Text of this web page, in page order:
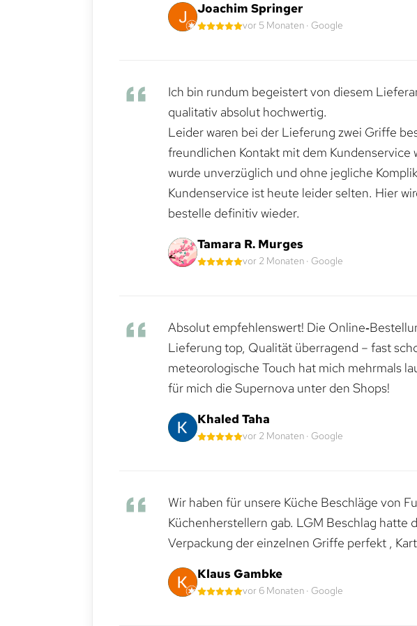
Joachim Springer
vor 5 Monaten · Google
Ich bin rundum begeistert von diesem
qualitativ absolut hochwertig.
Leider waren bei der Lieferung zwei Griffe
freundlichen Kontakt mit dem
wurde unverzüglich und ohne jegliche
Kundenservice ist heute leider selten. Hier
bestelle definitiv wieder.
Tamara R. Murges
vor 2 Monaten · Google
Absolut empfehlenswert! Die
Lieferung top, Qualität überragend – fast
meteorologische Touch hat mich mehrmals
für mich die Supernova unter den Shops!
Khaled Taha
vor 2 Monaten · Google
Wir haben für unsere Küche Beschläge von
Küchenherstellern gab. LGM Beschlag hatte
Verpackung der einzelnen Griffe perfekt ,
Klaus Gambke
vor 6 Monaten · Google